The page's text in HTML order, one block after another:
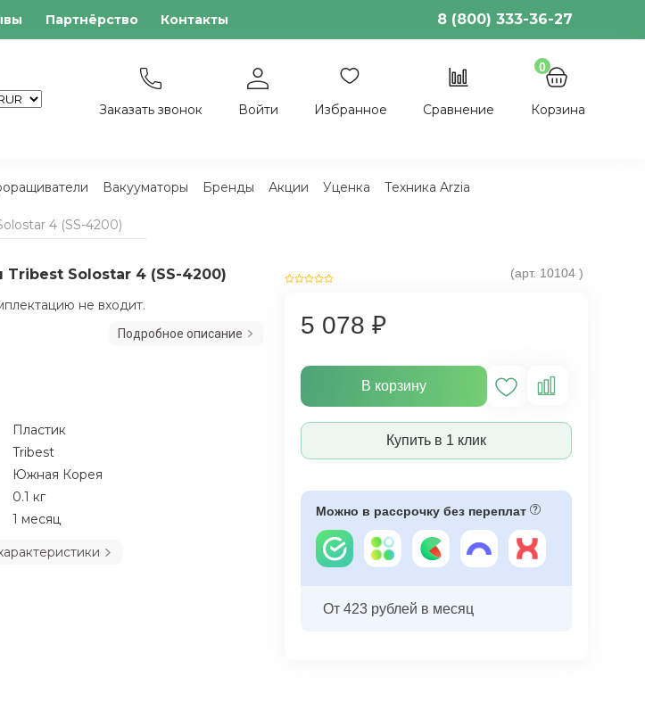
Партнёрство Контакты 8 (800) 333-36-27
Заказать звонок Войти Избранное Сравнение
0
Корзина
Вакууматоры Бренды Акции Уценка Техника Arzia
4 (SS-4200)
Solostar 4 (SS-4200) (арт. 10104 )
5 078 ₽
В корзину
Купить в 1 клик
Можно в рассрочку без переплат
От 423 рублей в месяц
не входит.
Подробное описание
Пластик
Tribest
Южная Корея
0.1 кг
1 месяц